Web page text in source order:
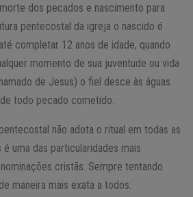
dos pecados e nascimento para
pentecostal da igreja o nascido é
completar 12 anos de idade, quando
momento de sua juventude ou vida
de Jesus) o fiel desce às águas
todo pecado cometido.
não adota o ritual em todas as
uma das particularidades mais
cristãs. Sempre tentando
maneira mais exata a todos.